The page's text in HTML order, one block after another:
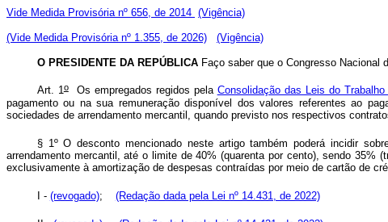
Vide Medida Provisória nº 656, de 2014 (Vigência)
(Vide Medida Provisória nº 1.355, de 2026) (Vigência)
O PRESIDENTE DA REPÚBLICA Faço saber que o Congresso Nacional
Art. 1oOs empregados regidos pela Consolidação das Leis do
pagamento ou na sua remuneração disponível dos valores referentes ao
sociedades de arrendamento mercantil, quando previsto nos respectivos
§ 1º O desconto mencionado neste artigo também poderá incidir
arrendamento mercantil, até o limite de 40% (quarenta por cento), sendo
exclusivamente à amortização de despesas contraídas por meio de cartão de
I - (revogado); (Redação dada pela Lei nº 14.431, de 2022)